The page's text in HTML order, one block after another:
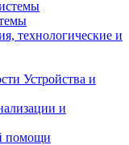
технологические и
Устройства и
и
помощи